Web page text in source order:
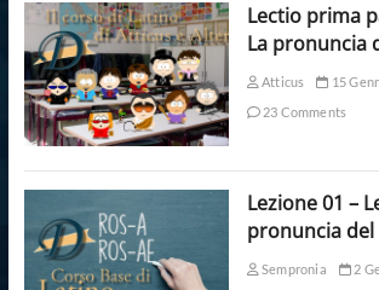
Lectio prima
La pronuncia
Atticus
15
23 Comments
Lezione 01 –
pronuncia del
Sempronia
2